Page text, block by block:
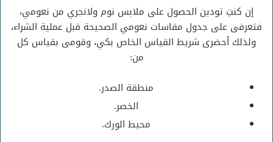
إن كنتِ تودين الحصول على ملابس نوم ولانجري من نعومي،
فتعرفى على جدول مقاسات نعومي الصحيحة قبل عملية الشراء،
ولذلك أحضرى شريط القياس الخاص بكي، وقومى بقياس كل
من:
منطقة الصدر.
الخصر.
محيط الورك.